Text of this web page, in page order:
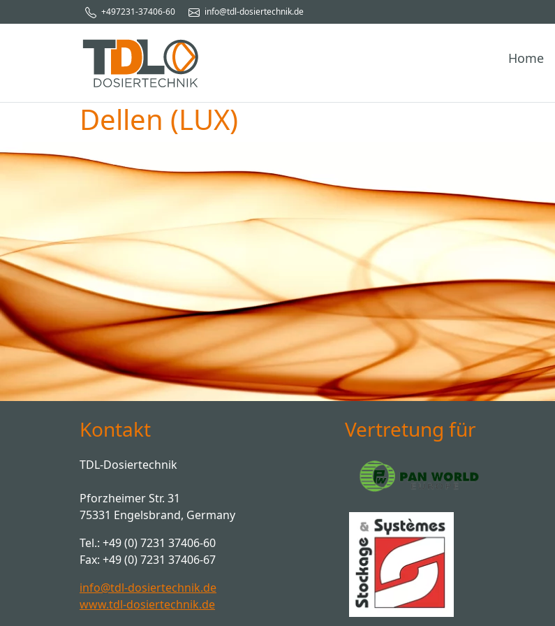
+497231-37406-60 info@tdl-dosiertechnik.de
Home
Dellen (LUX)
Kontakt
TDL-Dosiertechnik
Pforzheimer Str. 31
75331 Engelsbrand, Germany
Tel.: +49 (0) 7231 37406-60
Fax: +49 (0) 7231 37406-67
info@tdl-dosiertechnik.de
www.tdl-dosiertechnik.de
Vertretung für